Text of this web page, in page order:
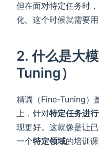
但在面对特定任务时
化。这个时候就需要
2. 什么是大
Tuning）
精调（Fine-Tuning）
上，针对特定任务进
现更好。这就像是让
一个特定领域的培训